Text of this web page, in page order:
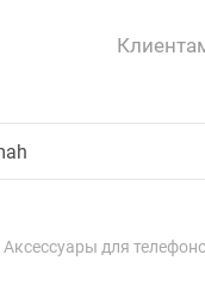
Аксессуары для